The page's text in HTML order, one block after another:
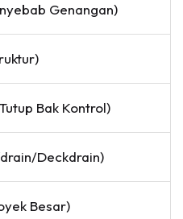
Genangan)
Bak Kontrol)
Deckdrain)
Besar)